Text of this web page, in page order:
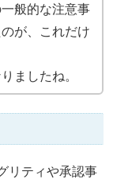
般的な注意事
が、これだけ
ましたね。
リティや承認事